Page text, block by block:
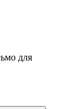
для